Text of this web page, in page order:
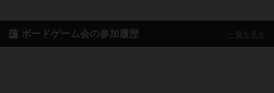
ボードゲーム会の参加履歴